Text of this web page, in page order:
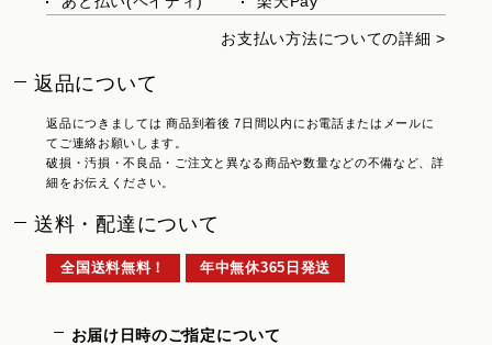
お支払い方法についての詳細 >
返品について
返品につきましては 商品到着後 7日間以内にお電話またはメールに
てご連絡お願いします。
破損・汚損・不良品・ご注文と異なる商品や数量などの不備など、詳
細をお伝えください。
送料・配達について
全国送料無料！ 年中無休365日発送
お届け日時のご指定について